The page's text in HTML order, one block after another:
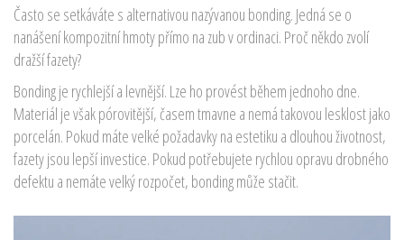
Často se setkáváte s alternativou nazývanou bonding. Jedná se o
nanášení kompozitní hmoty přímo na zub v ordinaci. Proč někdo zvolí
dražší fazety?
Bonding je rychlejší a levnější. Lze ho provést během jednoho dne.
Materiál je však pórovitější, časem tmavne a nemá takovou lesklost jako
porcelán. Pokud máte velké požadavky na estetiku a dlouhou životnost,
fazety jsou lepší investice. Pokud potřebujete rychlou opravu drobného
defektu a nemáte velký rozpočet, bonding může stačit.